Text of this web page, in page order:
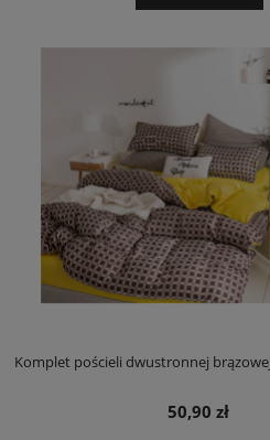
Komplet pościeli dwustronnej
50,90 zł